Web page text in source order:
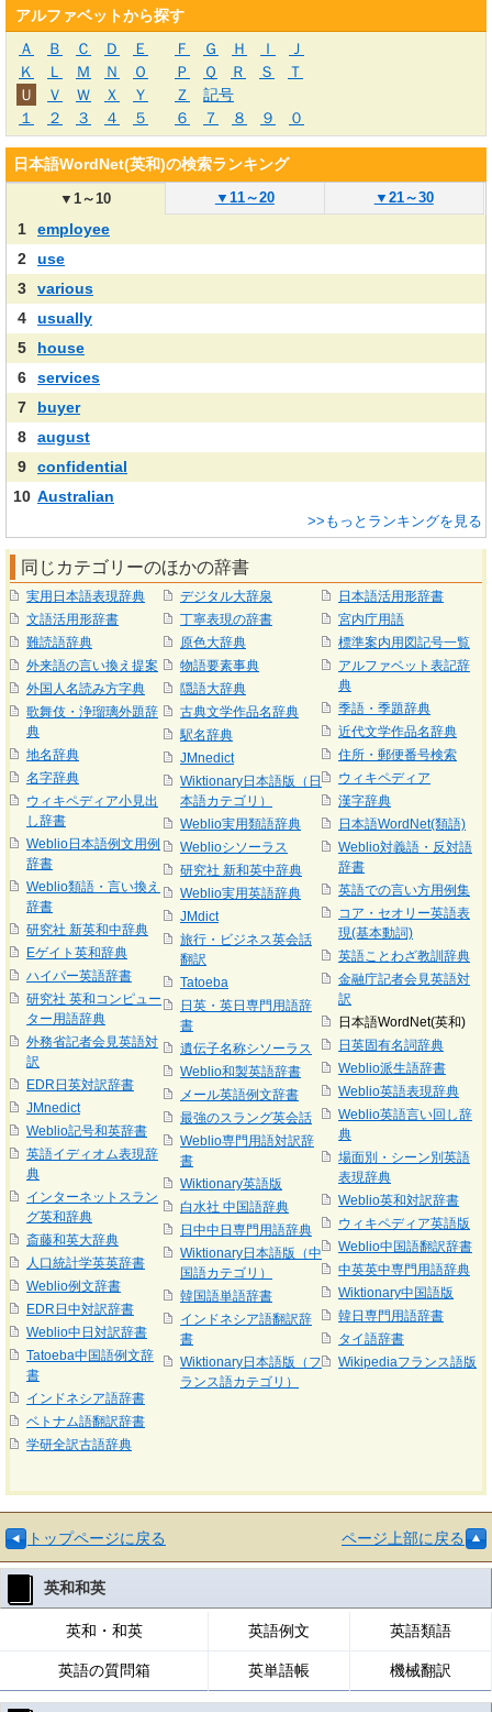
アルファベットから探す
Ａ
Ｂ Ｃ Ｄ Ｅ Ｆ Ｇ Ｈ Ｉ
Ｊ
Ｋ
Ｌ Ｍ Ｎ Ｏ Ｐ Ｑ Ｒ Ｓ
Ｔ
Ｕ
Ｖ Ｗ Ｘ Ｙ Ｚ
記号
１
２ ３ ４ ５ ６ ７ ８ ９ ０
日本語WordNet(英和)の検索ランキング
▼1～10 ▼ 11～20 ▼ 21～30
1
employee
2
use
3
various
4
usually
5
house
6
services
7
buyer
8
august
9
confidential
10 Australian
>>もっとランキングを見る
同じカテゴリーのほかの辞書
実用日本語表現辞典
文語活用形辞書
難読語辞典
外来語の言い換え提案
外国人名読み方字典
歌舞伎・浄瑠璃外題辞
典
地名辞典
名字辞典
ウィキペディア小見出
し辞書
Weblio日本語例文用例
辞書
Weblio類語・言い換え
辞書
研究社 新英和中辞典
Eゲイト英和辞典
ハイパー英語辞書
研究社 英和コンピュー
ター用語辞典
外務省記者会見英語対
訳
EDR日英対訳辞書
JMnedict
Weblio記号和英辞書
英語イディオム表現辞
典
インターネットスラン
グ英和辞典
斎藤和英大辞典
人口統計学英英辞書
Weblio例文辞書
EDR日中対訳辞書
Weblio中日対訳辞書
Tatoeba中国語例文辞
書
インドネシア語辞書
ベトナム語翻訳辞書
学研全訳古語辞典
デジタル大辞泉
丁寧表現の辞書
原色大辞典
物語要素事典
隠語大辞典
古典文学作品名辞典
駅名辞典
JMnedict
Wiktionary日本語版（日
本語カテゴリ）
Weblio実用類語辞典
Weblioシソーラス
研究社 新和英中辞典
Weblio実用英語辞典
JMdict
旅行・ビジネス英会話
翻訳
Tatoeba
日英・英日専門用語辞
書
遺伝子名称シソーラス
Weblio和製英語辞書
メール英語例文辞書
最強のスラング英会話
Weblio専門用語対訳辞
書
Wiktionary英語版
白水社 中国語辞典
日中中日専門用語辞典
Wiktionary日本語版（中
国語カテゴリ）
韓国語単語辞書
インドネシア語翻訳辞
書
Wiktionary日本語版（フ
ランス語カテゴリ）
日本語活用形辞書
宮内庁用語
標準案内用図記号一覧
アルファベット表記辞
典
季語・季題辞典
近代文学作品名辞典
住所・郵便番号検索
ウィキペディア
漢字辞典
日本語WordNet(類語)
Weblio対義語・反対語
辞書
英語での言い方用例集
コア・セオリー英語表
現(基本動詞)
英語ことわざ教訓辞典
金融庁記者会見英語対
訳
日本語WordNet(英和)
日英固有名詞辞典
Weblio派生語辞書
Weblio英語表現辞典
Weblio英語言い回し辞
典
場面別・シーン別英語
表現辞典
Weblio英和対訳辞書
ウィキペディア英語版
Weblio中国語翻訳辞書
中英英中専門用語辞典
Wiktionary中国語版
韓日専門用語辞書
タイ語辞書
Wikipediaフランス語版
トップページに戻る ページ上部に戻る
英和和英
英和・和英 英語例文 英語類語
英語の質問箱 英単語帳 機械翻訳